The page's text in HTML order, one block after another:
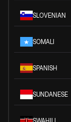
SLOVENIAN
SOMALI
SPANISH
SUNDANESE